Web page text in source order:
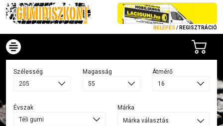
BELÉPÉS / REGISZTRÁCIÓ
Szélesség Magasság Átmérő
Évszak
Márka
Márka választás